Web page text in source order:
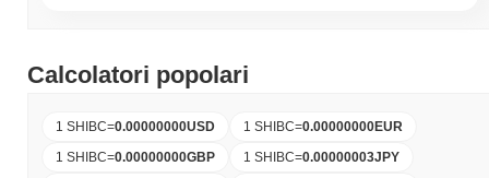
Calcolatori popolari
1 SHIBC=0.00000000USD 1 SHIBC=0.00000000EUR
1 SHIBC=0.00000000GBP 1 SHIBC=0.00000003JPY